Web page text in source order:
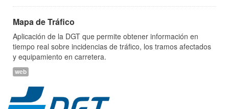
Mapa de Tráfico
Aplicación de la DGT que permite obtener información en
tiempo real sobre incidencias de tráfico, los tramos afectados
y equipamiento en carretera.
web